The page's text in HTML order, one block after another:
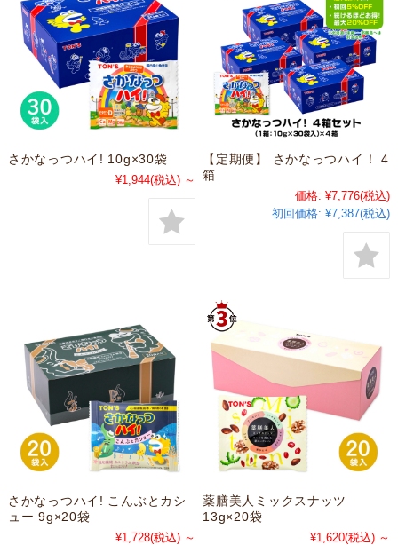
さかなっつハイ! 10g×30袋
¥1,944(税込) ～
【定期便】 さかなっつハイ！ 4
箱
価格: ¥7,776(税込)
初回価格: ¥7,387(税込)
さかなっつハイ! こんぶとカシ
ュー 9g×20袋
¥1,728(税込) ～
薬膳美人ミックスナッツ
13g×20袋
¥1,620(税込) ～